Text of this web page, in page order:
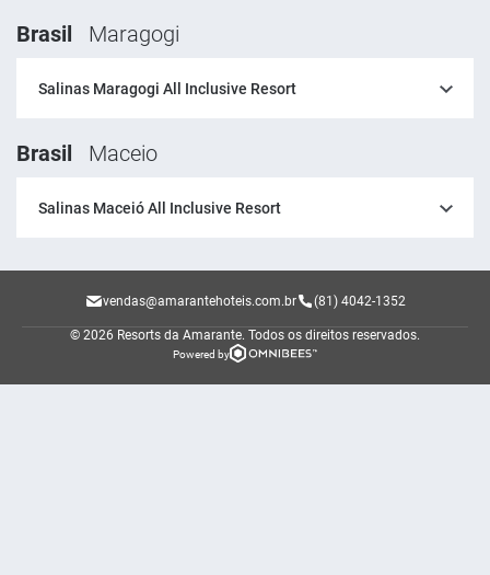
Brasil Maragogi
Salinas Maragogi All Inclusive Resort
Brasil Maceio
Salinas Maceió All Inclusive Resort
vendas@amarantehoteis.com.br (81) 4042-1352
© 2026 Resorts da Amarante. Todos os direitos reservados.
Powered by